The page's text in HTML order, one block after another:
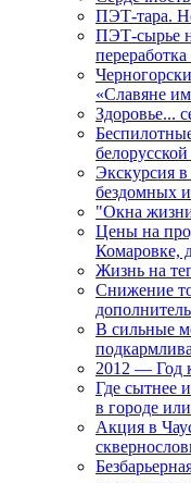
ПЭТ-тара.
ПЭТ-сырье
переработка
«Славяне
Здоровье...
Экскурсия
бездомных
"Окна
Цены на
Комаровке,
Жизнь на
Снижение
В сильные
2012 — Год
Где сытнее
в городе
Акция в